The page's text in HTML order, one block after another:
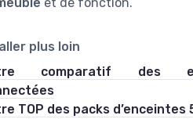
plus loin
comparatif des
TOP des packs d’enceintes